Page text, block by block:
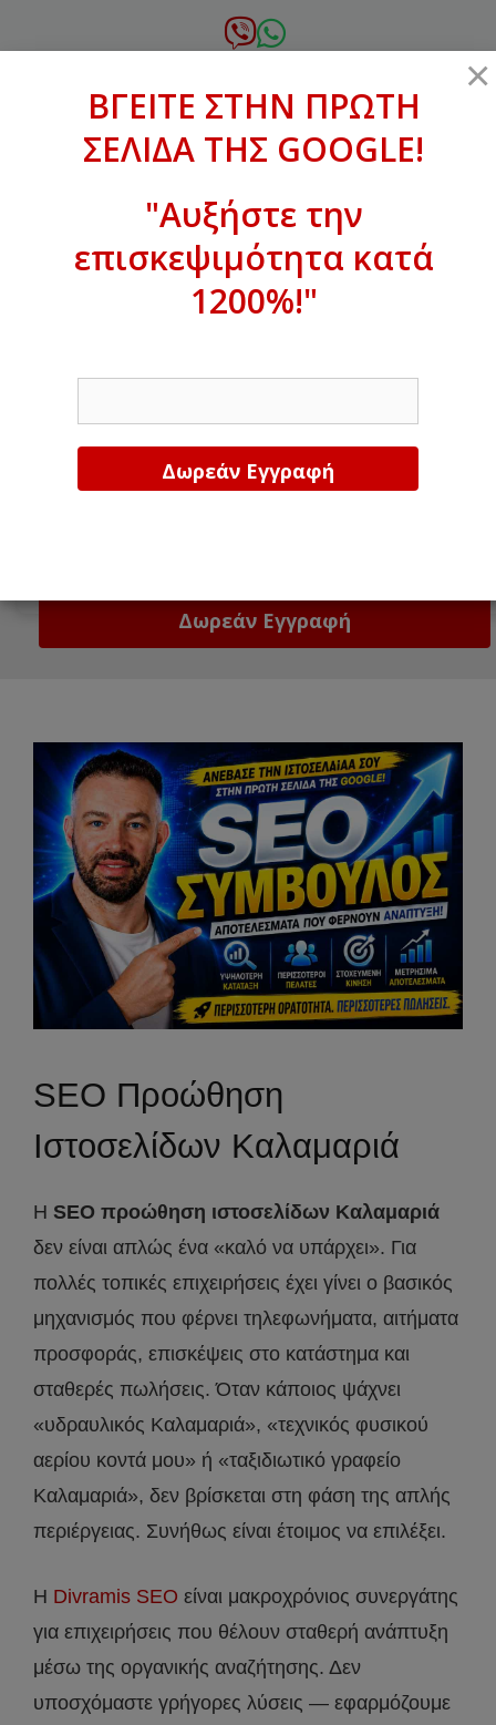
σε
xanthogenous@gmail.com
ΒΓΕΙΤΕ ΣΤΗΝ ΠΡΩΤΗ ΣΕΛΙΔΑ ΤΗΣ
GOOGLE!
SEO Προώθηση
Ιστοσελίδων Καλαμαριά
Η SEO προώθηση ιστοσελίδων Καλαμαριά
δεν είναι απλώς ένα «καλό να υπάρχει». Για
πολλές τοπικές επιχειρήσεις έχει γίνει ο βασικός
μηχανισμός που φέρνει τηλεφωνήματα, αιτήματα
προσφοράς, επισκέψεις στο κατάστημα και
σταθερές πωλήσεις. Όταν κάποιος ψάχνει
«υδραυλικός Καλαμαριά», «τεχνικός φυσικού
αερίου κοντά μου» ή «ταξιδιωτικό γραφείο
Καλαμαριά», δεν βρίσκεται στη φάση της απλής
περιέργειας. Συνήθως είναι έτοιμος να επιλέξει.
Η Divramis SEO είναι μακροχρόνιος συνεργάτης
για επιχειρήσεις που θέλουν σταθερή ανάπτυξη
μέσω της οργανικής αναζήτησης. Δεν
υποσχόμαστε γρήγορες λύσεις — εφαρμόζουμε
×
ΒΓΕΙΤΕ ΣΤΗΝ ΠΡΩΤΗ
ΣΕΛΙΔΑ ΤΗΣ GOOGLE!
"Αυξήστε την
επισκεψιμότητα κατά
1200%!"